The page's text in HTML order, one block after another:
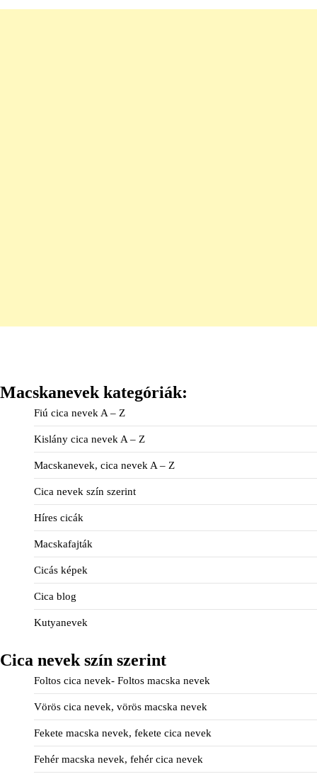
Macskanevek kategóriák:
Fiú cica nevek A – Z
Kislány cica nevek A – Z
Macskanevek, cica nevek A – Z
Cica nevek szín szerint
Híres cicák
Macskafajták
Cicás képek
Cica blog
Kutyanevek
Cica nevek szín szerint
Foltos cica nevek- Foltos macska nevek
Vörös cica nevek, vörös macska nevek
Fekete macska nevek, fekete cica nevek
Fehér macska nevek, fehér cica nevek